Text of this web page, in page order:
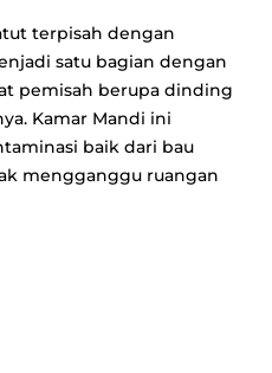
terpisah dengan
satu bagian dengan
pemisah berupa dinding
Kamar Mandi ini
baik dari bau
mengganggu ruangan